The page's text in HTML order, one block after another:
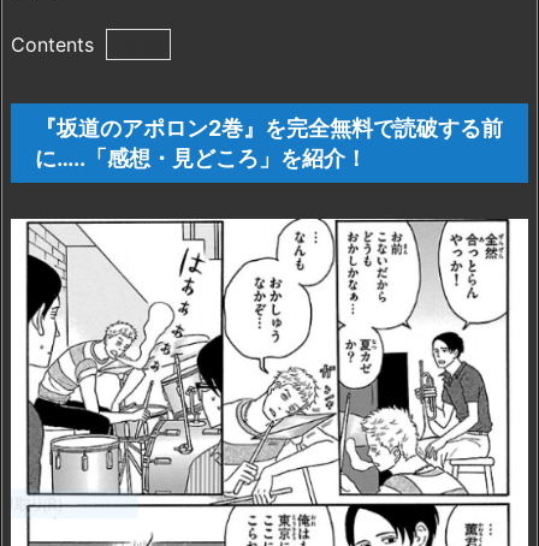
Contents
『坂
道
の
ポ
ロ
ン
2
巻』
を
完
全
無
料
『坂道のアポロン2巻』を完全無料で読破する前
に…..「感想・見どころ」を紹介！